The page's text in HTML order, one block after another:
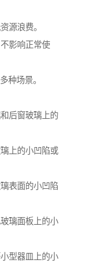
源浪费。
影响正常使
种场景。
后窗玻璃上的
上的小凹陷或
表面的小凹陷
璃面板上的小
型器皿上的小